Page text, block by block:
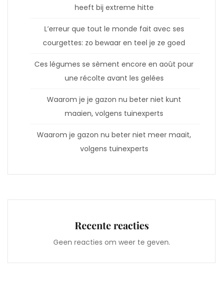
heeft bij extreme hitte
L’erreur que tout le monde fait avec ses
courgettes: zo bewaar en teel je ze goed
Ces légumes se sèment encore en août pour
une récolte avant les gelées
Waarom je je gazon nu beter niet kunt
maaien, volgens tuinexperts
Waarom je gazon nu beter niet meer maait,
volgens tuinexperts
Recente reacties
Geen reacties om weer te geven.